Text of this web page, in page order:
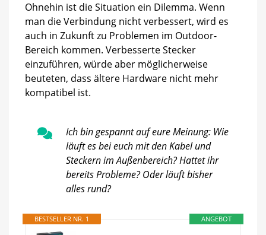
Ohnehin ist die Situation ein Dilemma. Wenn
man die Verbindung nicht verbessert, wird es
auch in Zukunft zu Problemen im Outdoor-
Bereich kommen. Verbesserte Stecker
einzuführen, würde aber möglicherweise
beuteten, dass ältere Hardware nicht mehr
kompatibel ist.
Ich bin gespannt auf eure Meinung: Wie
läuft es bei euch mit den Kabel und
Steckern im Außenbereich? Hattet ihr
bereits Probleme? Oder läuft bisher
alles rund?
ANGEBOT
BESTSELLER NR. 1